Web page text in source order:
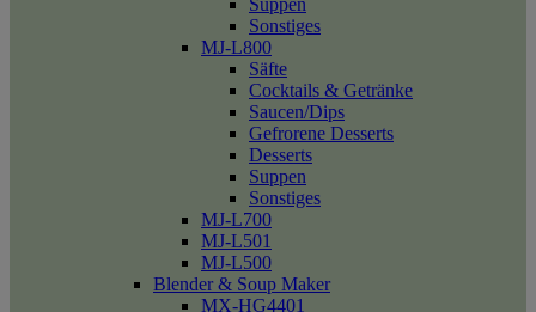
Suppen
Sonstiges
MJ-L800
Säfte
Cocktails & Getränke
Saucen/Dips
Gefrorene Desserts
Desserts
Suppen
Sonstiges
MJ-L700
MJ-L501
MJ-L500
Blender & Soup Maker
MX-HG4401